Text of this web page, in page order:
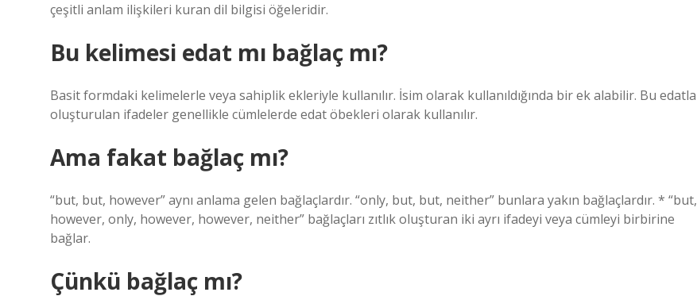
çeşitli anlam ilişkileri kuran dil bilgisi öğeleridir.
Bu kelimesi edat mı bağlaç mı?
Basit formdaki kelimelerle veya sahiplik ekleriyle kullanılır. İsim olarak kullanıldığında bir ek alabilir. Bu edatla
oluşturulan ifadeler genellikle cümlelerde edat öbekleri olarak kullanılır.
Ama fakat bağlaç mı?
“but, but, however” aynı anlama gelen bağlaçlardır. “only, but, but, neither” bunlara yakın bağlaçlardır. * “but,
however, only, however, however, neither” bağlaçları zıtlık oluşturan iki ayrı ifadeyi veya cümleyi birbirine
bağlar.
Çünkü bağlaç mı?